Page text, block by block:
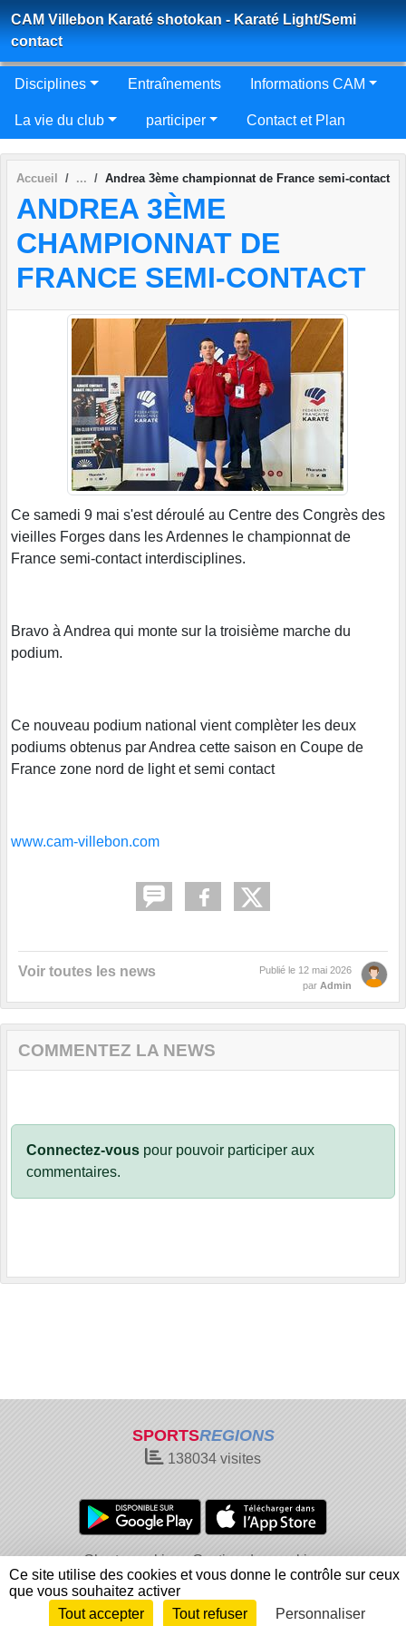
CAM Villebon Karaté shotokan - Karaté Light/Semi
contact
Disciplines Entraînements Informations CAM
La vie du club participer Contact et Plan
Accueil Andrea 3ème championnat de France semi-contact
ANDREA 3ÈME
CHAMPIONNAT DE
FRANCE SEMI-CONTACT
Ce samedi 9 mai s'est déroulé au Centre des Congrès des
vieilles Forges dans les Ardennes le championnat de
France semi-contact interdisciplines.
Bravo à Andrea qui monte sur la troisième marche du
podium.
Ce nouveau podium national vient complèter les deux
podiums obtenus par Andrea cette saison en Coupe de
France zone nord de light et semi contact
www.cam-villebon.com
Voir toutes les news Publié le 12 mai 2026
par Admin
COMMENTEZ LA NEWS
Connectez-vous pour pouvoir participer aux
commentaires.
SPORTSREGIONS
138034 visites
Charte cookies
Gestion des cookies
Informations légales
Signaler un contenu inapproprié
Envie de participer ? Connexion
Panneau de gestion des cookies
Ce site utilise des cookies et vous donne le contrôle sur ceux
que vous souhaitez activer
Tout accepter
Tout refuser Personnaliser